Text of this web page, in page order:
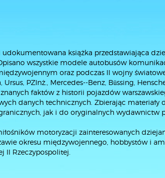
książka przedstawiająca
wszystkie modele autobusów
oraz podczas II wojny
Ursus, PZInż., Mercedes--Benz, Büssing,
faktów z historii pojazdów
danych technicznych. Zbierając materiały
jak i do oryginalnych
motoryzacji zainteresowanych
okresu międzywojennego, hobbystów i
II Rzeczypospolitej.